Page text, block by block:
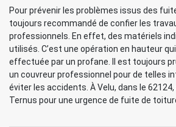
Pour prévenir les problèmes issus des
toujours recommandé de confier les
professionnels. En effet, des matériels
utilisés. C’est une opération en hauteur
effectuée par un profane. Il est toujours
un couvreur professionnel pour de telles
éviter les accidents. À Velu, dans le
Ternus pour une urgence de fuite de